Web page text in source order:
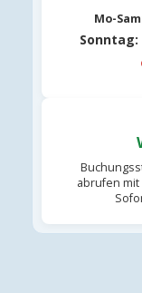
Mo-
Sonntag:
abrufen